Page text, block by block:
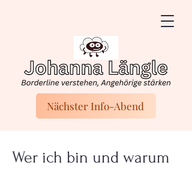
Nächster Info-Abend
Wer ich bin und warum